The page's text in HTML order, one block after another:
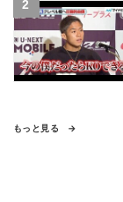
もっと見る